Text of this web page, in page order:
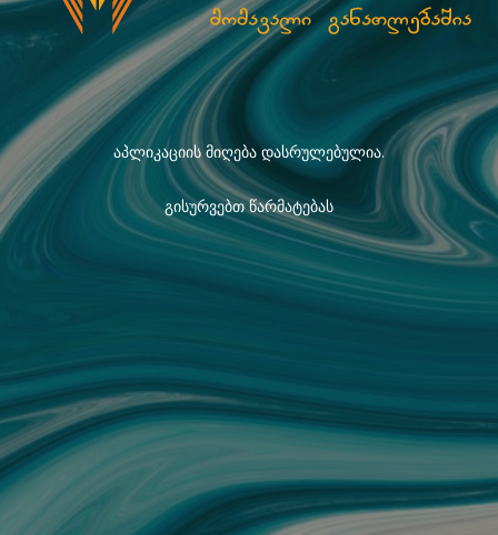
აპლიკაციის მიღება დასრულებულია.
გისურვებთ წარმატებას